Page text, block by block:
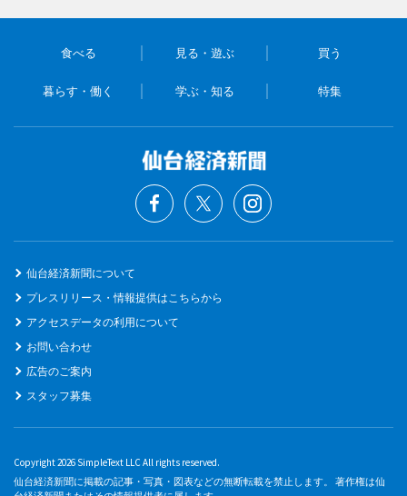
食べる 見る・遊ぶ 買う
暮らす・働く 学ぶ・知る 特集
仙台経済新聞について
プレスリリース・情報提供はこちらから
アクセスデータの利用について
お問い合わせ
広告のご案内
スタッフ募集
Copyright 2026 SimpleText LLC All rights reserved.
仙台経済新聞に掲載の記事・写真・図表などの無断転載を禁止します。 著作権は仙